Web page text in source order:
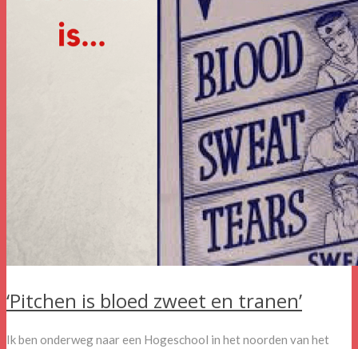
‘Pitchen is bloed zweet en tranen’
Ik ben onderweg naar een Hogeschool in het noorden van het